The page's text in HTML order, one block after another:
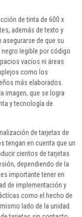
de tinta de 600 x
además de texto y
de que su
legible por código
vacíos ni áreas
como los
más elaborados.
imagen, que se logra
y tecnología de
de tarjetas de
tengan en cuenta que un
cientos de tarjetas
dependiendo de la
importante tener en
de implementación y
como el hecho de
lado de la unidad.